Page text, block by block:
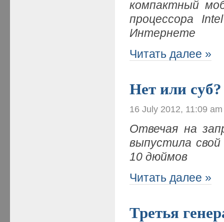
компактный
процессора
Интернете
Читать далее »
Нет или суб?
16 July 2012, 11:09 am
Отвечая на
выпустила
10 дюймов
Читать далее »
Третья